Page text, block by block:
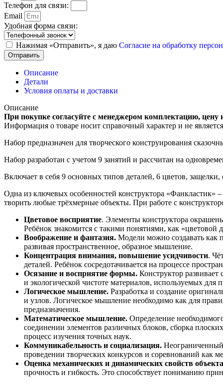
Телефон для связи:
Email
Удобная форма связи:
Нажимая «Отправить», я даю Согласие на обработку
Отправить
Описание
Детали
Условия оплаты и доставки
Описание
При покупке согласуйте с менеджером комплектацию,
Информация о товаре носит справочный характер и не
Набор предназначен для творческого конструирования
Набор разработан с учетом 9 занятий и рассчитан на
Включает в себя 9 основных типов деталей, 6 цветов,
Одна из ключевых особенностей конструктора
творить любые трёхмерные объекты. При работе с
Цветовое восприятие. Элементы конструктора
Ребёнок знакомится с такими понятиями, как «цветовой
Воображение и фантазия. Модели можно создавать как
развивая пространственное, образное мышление.
Концентрация внимания, повышение усидчивости.
деталей. Ребёнок сосредотачивается на процессе
Осязание и восприятие формы. Конструктор
и экологической чистоте материалов, используемых для
Логическое мышление. Разработка и создание
и узлов. Логическое мышление необходимо как для
предназначения.
Математическое мышление. Определение
соединении элементов различных блоков, сборка
процесс изучения точных наук.
Коммуникабельность и социализация. Неограниченный
проведении творческих конкурсов и соревнований
Оценка механических и динамических свойств
прочность и гибкость. Это способствует пониманию